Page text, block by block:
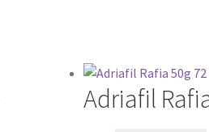
Adriafil